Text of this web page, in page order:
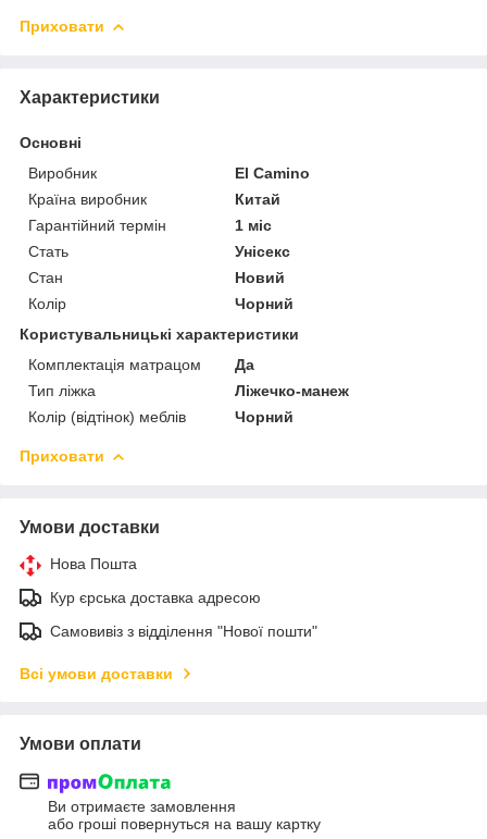
Приховати
Характеристики
Основні
Виробник
El Camino
Країна виробник
Китай
Гарантійний термін
1 міс
Стать
Унісекс
Стан
Новий
Колір
Чорний
Користувальницькі характеристики
Комплектація матрацом
Да
Тип ліжка
Ліжечко-манеж
Колір (відтінок) меблів
Чорний
Приховати
Умови доставки
Нова Пошта
Кур єрська доставка адресою
Самовивіз з відділення "Нової пошти"
Всі умови доставки
Умови оплати
Ви отримаєте замовлення
або гроші повернуться на вашу картку